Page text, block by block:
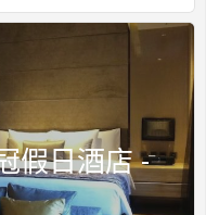
假日酒店 -